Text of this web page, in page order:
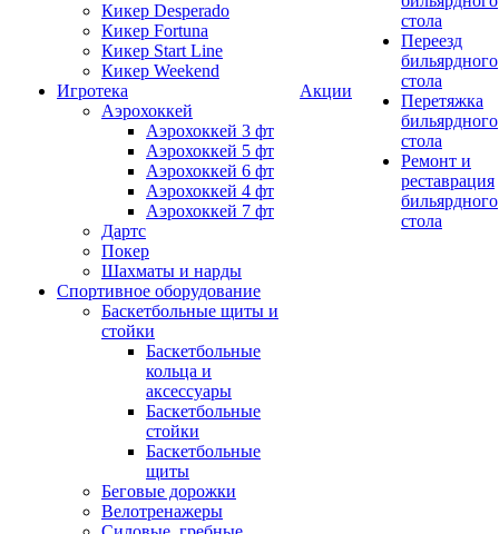
Кикер Desperado
Кикер Fortuna
Кикер Start Line
Кикер Weekend
Игротека
Аэрохоккей
Аэрохоккей 3 фт
Аэрохоккей 5 фт
Аэрохоккей 6 фт
Аэрохоккей 4 фт
Аэрохоккей 7 фт
Дартс
Покер
Шахматы и нарды
Спортивное оборудование
Баскетбольные щиты и
стойки
Баскетбольные
кольца и
аксессуары
Баскетбольные
стойки
Баскетбольные
щиты
Беговые дорожки
Велотренажеры
Акции
стола
Переезд
бильярдного
стола
Перетяжка
бильярдного
стола
Ремонт и
реставрация
бильярдного
стола